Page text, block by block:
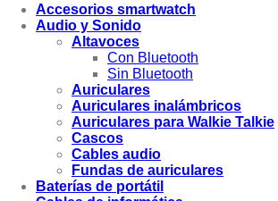
Accesorios smartwatch
Audio y Sonido
Altavoces
Con Bluetooth
Sin Bluetooth
Auriculares
Auriculares inalámbricos
Auriculares para Walkie Talkie
Cascos
Cables audio
Fundas de auriculares
Baterías de portátil